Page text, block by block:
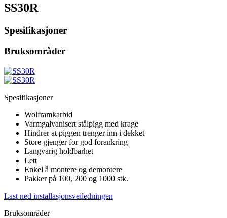
SS30R
Spesifikasjoner
Bruksområder
Spesifikasjoner
Wolframkarbid
Varmgalvanisert stålpigg med krage
Hindrer at piggen trenger inn i dekket
Store gjenger for god forankring
Langvarig holdbarhet
Lett
Enkel å montere og demontere
Pakker på 100, 200 og 1000 stk.
Last ned installasjonsveiledningen
Bruksområder